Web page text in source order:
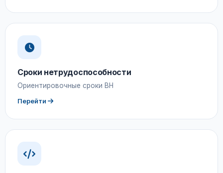
Сроки нетрудоспособности
Ориентировочные сроки ВН
Перейти